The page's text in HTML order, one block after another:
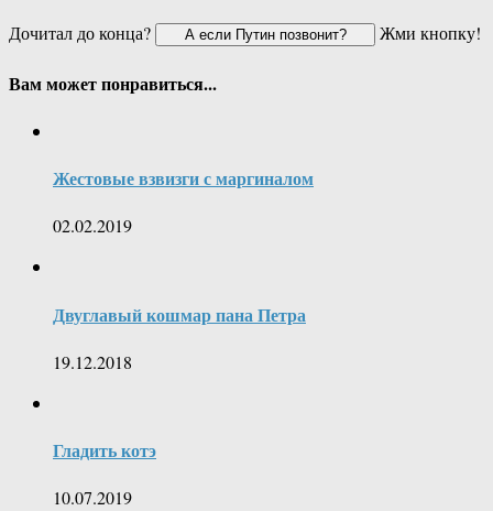
Дочитал до конца?
Жми кнопку!
Вам может понравиться...
Жестовые взвизги с маргиналом
02.02.2019
Двуглавый кошмар пана Петра
19.12.2018
Гладить котэ
10.07.2019